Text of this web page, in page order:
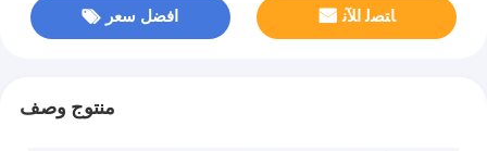
افضل سعر ﺎﺘﺼﻟ ﺍﻶﻧ
منتوج وصف